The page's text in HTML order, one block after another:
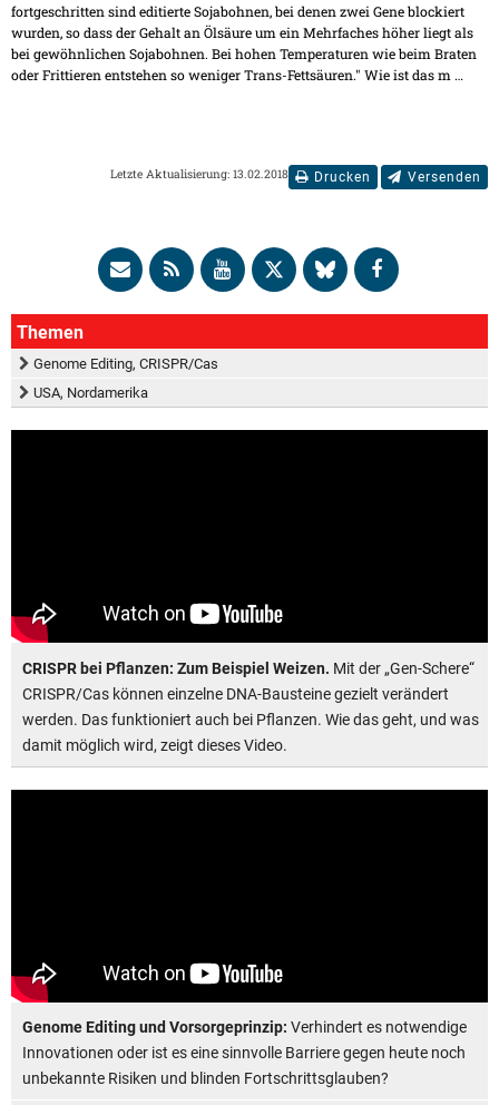
fortgeschritten sind editierte Sojabohnen, bei denen zwei Gene blockiert
wurden, so dass der Gehalt an Ölsäure um ein Mehrfaches höher liegt als
bei gewöhnlichen Sojabohnen. Bei hohen Temperaturen wie beim Braten
oder Frittieren entstehen so weniger Trans-Fettsäuren." Wie ist das m …
Drucken Versenden
Letzte Aktualisierung: 13.02.2018
Themen
Genome Editing, CRISPR/Cas
USA, Nordamerika
CRISPR bei Pflanzen: Zum Beispiel Weizen. Mit der „Gen-Schere“
CRISPR/Cas können einzelne DNA-Bausteine gezielt verändert
werden. Das funktioniert auch bei Pflanzen. Wie das geht, und was
damit möglich wird, zeigt dieses Video.
Genome Editing und Vorsorgeprinzip: Verhindert es notwendige
Innovationen oder ist es eine sinnvolle Barriere gegen heute noch
unbekannte Risiken und blinden Fortschrittsglauben?